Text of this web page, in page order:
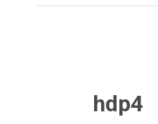
hdp4